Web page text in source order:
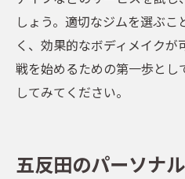
しょう。適切なジムを選ぶこ
く、効果的なボディメイク
戦を始めるための第一歩とし
してみてください。
五反田のパーソナ